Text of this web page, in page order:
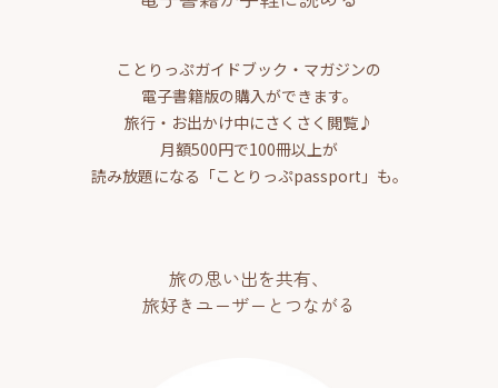
ことりっぷガイドブック・マガジンの
電子書籍版の購入ができます。
旅行・お出かけ中にさくさく閲覧♪
月額500円で100冊以上が
読み放題になる「ことりっぷpassport」も。
旅の思い出を共有、
旅好きユーザーとつながる